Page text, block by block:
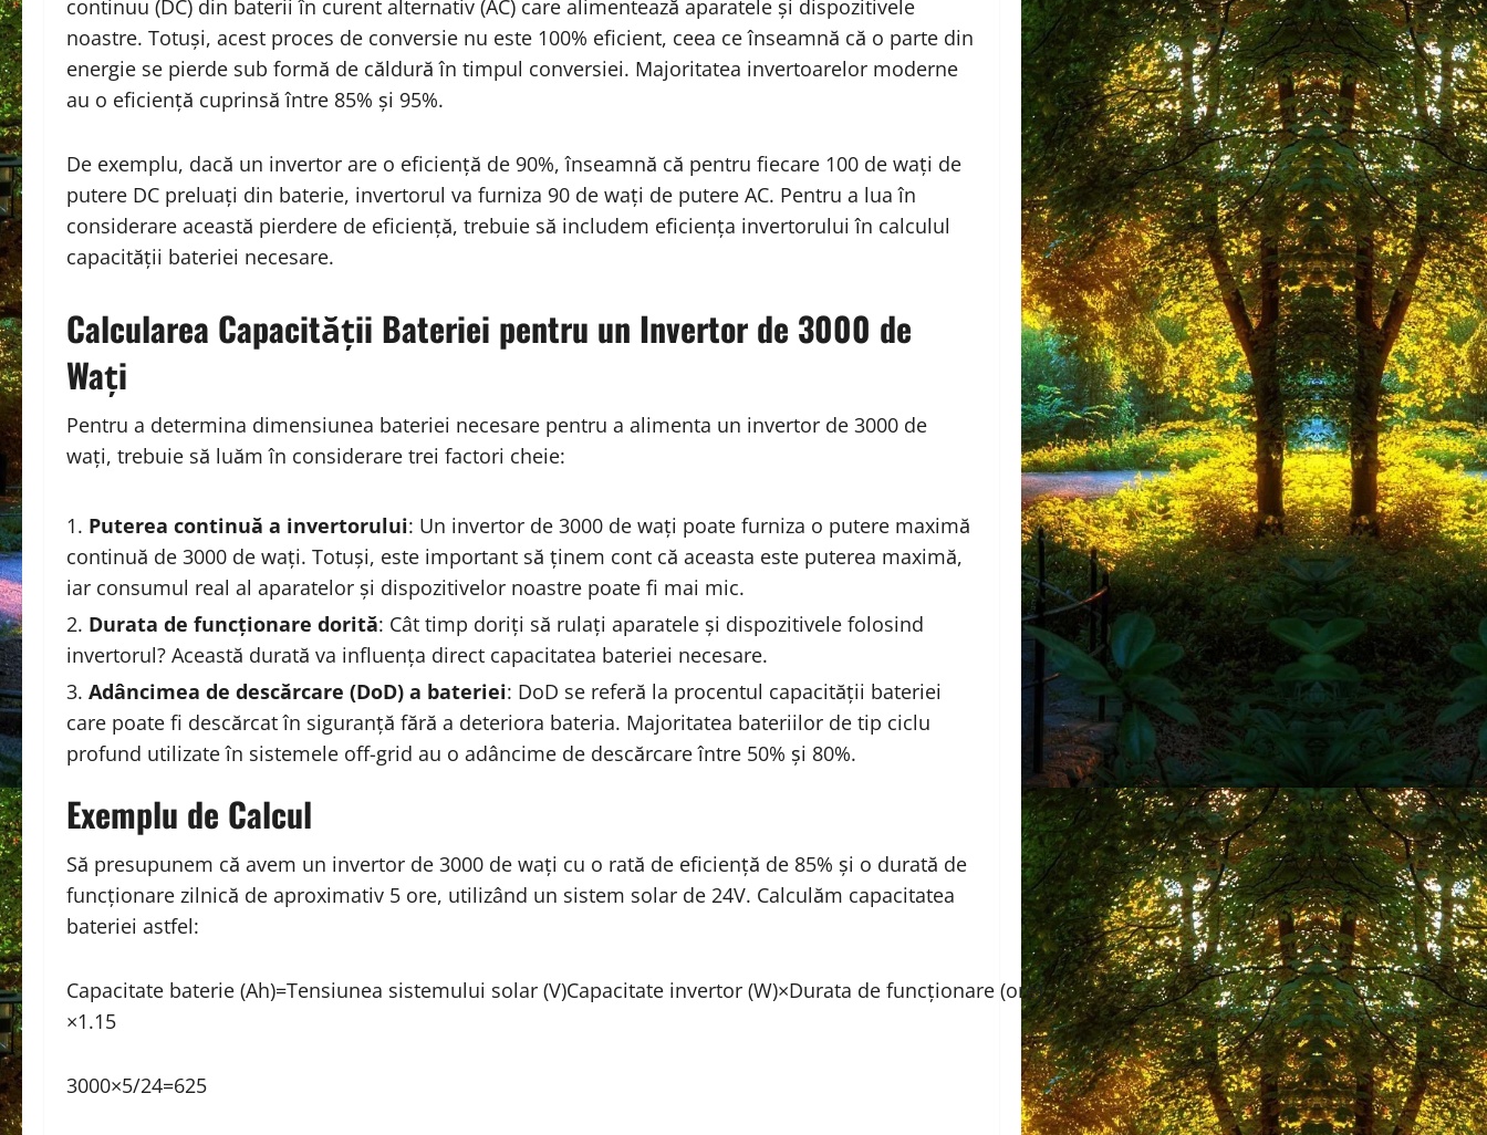
continuu (DC) din baterii în curent alternativ (AC) care alimentează aparatele și dispozitivele
noastre. Totuși, acest proces de conversie nu este 100% eficient, ceea ce înseamnă că o parte din
energie se pierde sub formă de căldură în timpul conversiei. Majoritatea invertoarelor moderne
au o eficiență cuprinsă între 85% și 95%.
De exemplu, dacă un invertor are o eficiență de 90%, înseamnă că pentru fiecare 100 de wați de
putere DC preluați din baterie, invertorul va furniza 90 de wați de putere AC. Pentru a lua în
considerare această pierdere de eficiență, trebuie să includem eficiența invertorului în calculul
capacității bateriei necesare.
Calcularea Capacității Bateriei pentru un Invertor de 3000 de
Wați
Pentru a determina dimensiunea bateriei necesare pentru a alimenta un invertor de 3000 de
wați, trebuie să luăm în considerare trei factori cheie:
Puterea continuă a invertorului: Un invertor de 3000 de wați poate furniza o putere maximă
continuă de 3000 de wați. Totuși, este important să ținem cont că aceasta este puterea maximă,
iar consumul real al aparatelor și dispozitivelor noastre poate fi mai mic.
Durata de funcționare dorită: Cât timp doriți să rulați aparatele și dispozitivele folosind
invertorul? Această durată va influența direct capacitatea bateriei necesare.
Adâncimea de descărcare (DoD) a bateriei: DoD se referă la procentul capacității bateriei
care poate fi descărcat în siguranță fără a deteriora bateria. Majoritatea bateriilor de tip ciclu
profund utilizate în sistemele off-grid au o adâncime de descărcare între 50% și 80%.
Exemplu de Calcul
Să presupunem că avem un invertor de 3000 de wați cu o rată de eficiență de 85% și o durată de
funcționare zilnică de aproximativ 5 ore, utilizând un sistem solar de 24V. Calculăm capacitatea
bateriei astfel:
Capacitate baterie (Ah)=Tensiunea sistemului solar (V)Capacitate invertor (W)×Durata de funcționare (ore)
×1.15
3000×5/24=625